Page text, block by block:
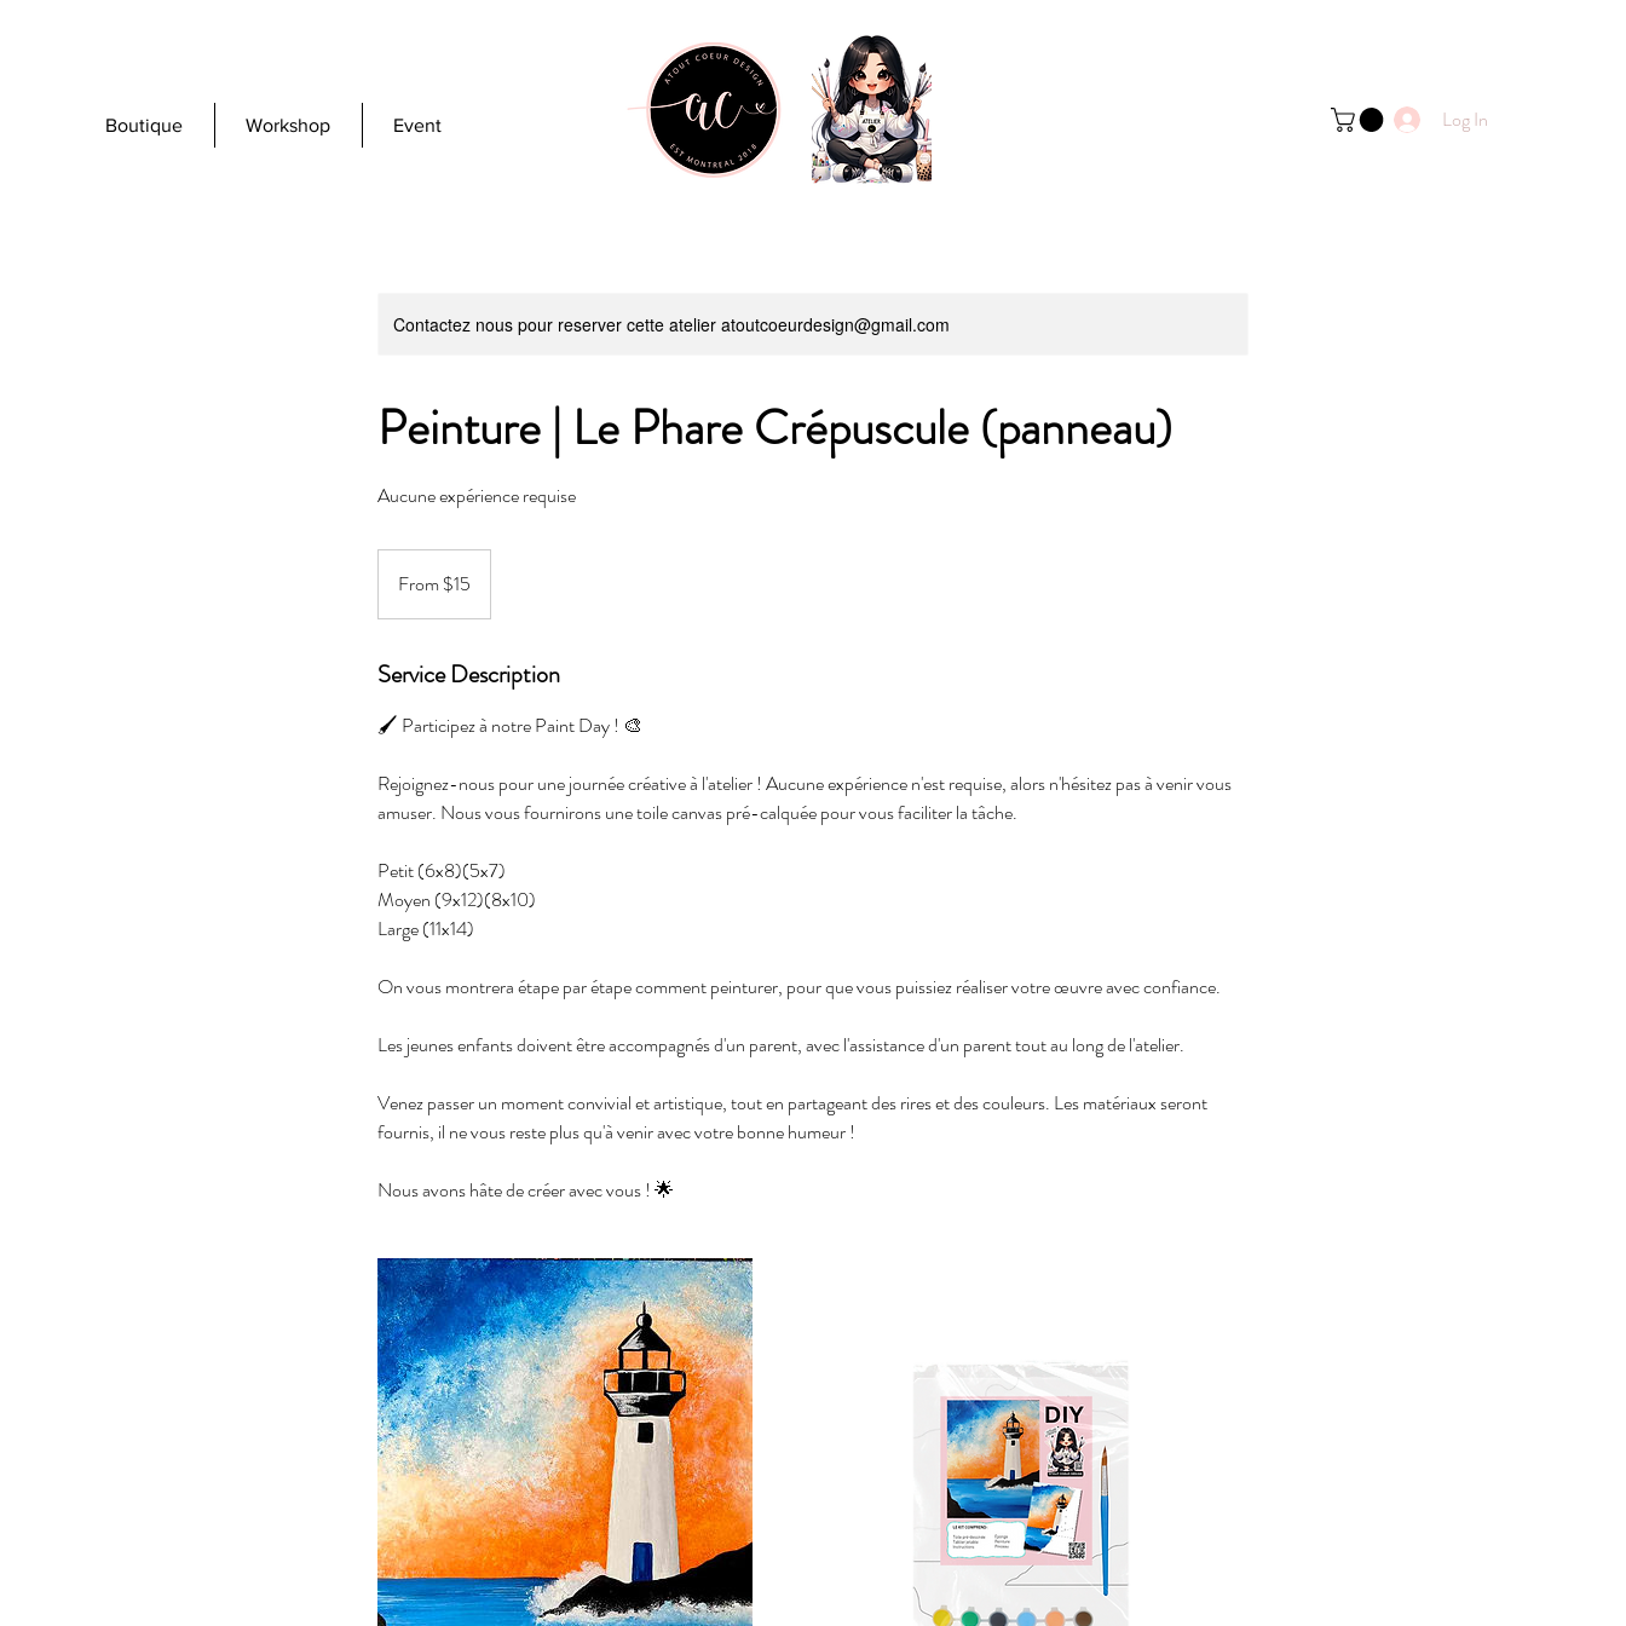
Boutique Workshop Event Log In
Contactez nous pour reserver cette atelier atoutcoeurdesign@gmail.com
Peinture | Le Phare Crépuscule (panneau)
Aucune expérience requise
Canadian
From $15
Service Description
🖌️ Participez à notre Paint Day ! 🎨
Rejoignez-nous pour une journée créative à l'atelier ! Aucune expérience n'est requise, alors n'hésitez pas à venir vous
amuser. Nous vous fournirons une toile canvas pré-calquée pour vous faciliter la tâche.
Petit (6x8)(5x7)
Moyen (9x12)(8x10)
Large (11x14)
On vous montrera étape par étape comment peinturer, pour que vous puissiez réaliser votre œuvre avec confiance.
Les jeunes enfants doivent être accompagnés d'un parent, avec l'assistance d'un parent tout au long de l'atelier.
Venez passer un moment convivial et artistique, tout en partageant des rires et des couleurs. Les matériaux seront
fournis, il ne vous reste plus qu'à venir avec votre bonne humeur !
Nous avons hâte de créer avec vous ! 🌟